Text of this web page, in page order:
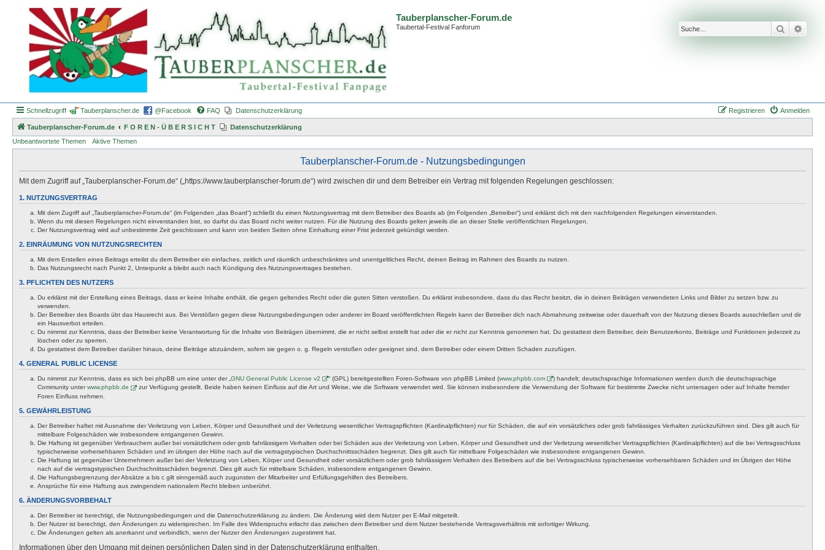
Tauberplanscher-Forum.de
Taubertal-Festival Fanforum Suche
Schnellzugriff Tauberplanscher.de @Facebook FAQ Datenschutzerklärung Anmelden
Registrieren
Tauberplanscher-Forum.de F O R E N - Ü B E R S I C H T
Datenschutzerklärung
Unbeantwortete Themen
Aktive Themen
Tauberplanscher-Forum.de - Nutzungsbedingungen
Mit dem Zugriff auf „Tauberplanscher-Forum.de“ („https://www.tauberplanscher-forum.de“) wird zwischen dir und dem Betreiber ein Vertrag mit folgenden Regelungen geschlossen:
1. NUTZUNGSVERTRAG
Mit dem Zugriff auf „Tauberplanscher-Forum.de“ (im Folgenden „das Board“) schließt du einen Nutzungsvertrag mit dem Betreiber des Boards ab (im Folgenden „Betreiber“) und erklärst dich mit den nachfolgenden Regelungen einverstanden.
Wenn du mit diesen Regelungen nicht einverstanden bist, so darfst du das Board nicht weiter nutzen. Für die Nutzung des Boards gelten jeweils die an dieser Stelle veröffentlichten Regelungen.
Der Nutzungsvertrag wird auf unbestimmte Zeit geschlossen und kann von beiden Seiten ohne Einhaltung einer Frist jederzeit gekündigt werden.
2. EINRÄUMUNG VON NUTZUNGSRECHTEN
Mit dem Erstellen eines Beitrags erteilst du dem Betreiber ein einfaches, zeitlich und räumlich unbeschränktes und unentgeltliches Recht, deinen Beitrag im Rahmen des Boards zu nutzen.
Das Nutzungsrecht nach Punkt 2, Unterpunkt a bleibt auch nach Kündigung des Nutzungsvertrages bestehen.
3. PFLICHTEN DES NUTZERS
Du erklärst mit der Erstellung eines Beitrags, dass er keine Inhalte enthält, die gegen geltendes Recht oder die guten Sitten verstoßen. Du erklärst insbesondere, dass du das Recht besitzt, die in deinen Beiträgen verwendeten Links und Bilder zu setzen bzw. zu
verwenden.
Der Betreiber des Boards übt das Hausrecht aus. Bei Verstößen gegen diese Nutzungsbedingungen oder anderer im Board veröffentlichten Regeln kann der Betreiber dich nach Abmahnung zeitweise oder dauerhaft von der Nutzung dieses Boards ausschließen und dir
ein Hausverbot erteilen.
Du nimmst zur Kenntnis, dass der Betreiber keine Verantwortung für die Inhalte von Beiträgen übernimmt, die er nicht selbst erstellt hat oder die er nicht zur Kenntnis genommen hat. Du gestattest dem Betreiber, dein Benutzerkonto, Beiträge und Funktionen jederzeit zu
löschen oder zu sperren.
Du gestattest dem Betreiber darüber hinaus, deine Beiträge abzuändern, sofern sie gegen o. g. Regeln verstoßen oder geeignet sind, dem Betreiber oder einem Dritten Schaden zuzufügen.
4. GENERAL PUBLIC LICENSE
Du nimmst zur Kenntnis, dass es sich bei phpBB um eine unter der „ GNU General Public License v2 “ (GPL) bereitgestellten Foren-Software von phpBB Limited (www.phpbb.com
) handelt; deutschsprachige Informationen werden durch die deutschsprachige
Community unterwww.phpbb.de
zur Verfügung gestellt. Beide haben keinen Einfluss auf die Art und Weise, wie die Software verwendet wird. Sie können insbesondere die Verwendung der Software für bestimmte Zwecke nicht untersagen oder auf Inhalte fremder
Foren Einfluss nehmen.
5. GEWÄHRLEISTUNG
Der Betreiber haftet mit Ausnahme der Verletzung von Leben, Körper und Gesundheit und der Verletzung wesentlicher Vertragspflichten (Kardinalpflichten) nur für Schäden, die auf ein vorsätzliches oder grob fahrlässiges Verhalten zurückzuführen sind. Dies gilt auch für
mittelbare Folgeschäden wie insbesondere entgangenen Gewinn.
Die Haftung ist gegenüber Verbrauchern außer bei vorsätzlichem oder grob fahrlässigem Verhalten oder bei Schäden aus der Verletzung von Leben, Körper und Gesundheit und der Verletzung wesentlicher Vertragspflichten (Kardinalpflichten) auf die bei Vertragsschluss
typischerweise vorhersehbaren Schäden und im übrigen der Höhe nach auf die vertragstypischen Durchschnittsschäden begrenzt. Dies gilt auch für mittelbare Folgeschäden wie insbesondere entgangenen Gewinn.
Die Haftung ist gegenüber Unternehmern außer bei der Verletzung von Leben, Körper und Gesundheit oder vorsätzlichem oder grob fahrlässigem Verhalten des Betreibers auf die bei Vertragsschluss typischerweise vorhersehbaren Schäden und im Übrigen der Höhe
nach auf die vertragstypischen Durchschnittsschäden begrenzt. Dies gilt auch für mittelbare Schäden, insbesondere entgangenen Gewinn.
Die Haftungsbegrenzung der Absätze a bis c gilt sinngemäß auch zugunsten der Mitarbeiter und Erfüllungsgehilfen des Betreibers.
Ansprüche für eine Haftung aus zwingendem nationalem Recht bleiben unberührt.
6. ÄNDERUNGSVORBEHALT
Der Betreiber ist berechtigt, die Nutzungsbedingungen und die Datenschutzerklärung zu ändern. Die Änderung wird dem Nutzer per E-Mail mitgeteilt.
Der Nutzer ist berechtigt, den Änderungen zu widersprechen. Im Falle des Widerspruchs erlischt das zwischen dem Betreiber und dem Nutzer bestehende Vertragsverhältnis mit sofortiger Wirkung.
Die Änderungen gelten als anerkannt und verbindlich, wenn der Nutzer den Änderungen zugestimmt hat.
Informationen über den Umgang mit deinen persönlichen Daten sind in der Datenschutzerklärung enthalten.